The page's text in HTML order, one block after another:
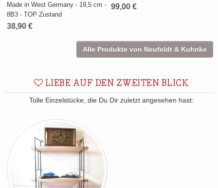
Made in West Germany - 19,5 cm -
8B3 - TOP Zustand
38,90 €
99,00 €
Alle Produkte von Neufeldt & Kuhnke
LIEBE AUF DEN ZWEITEN BLICK
Tolle Einzelstücke, die Du Dir zuletzt angesehen hast: